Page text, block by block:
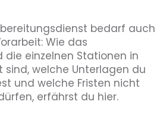
bedarf auch
Wie das
die einzelnen Stationen in
welche Unterlagen du
und welche Fristen nicht
erfährst du hier.